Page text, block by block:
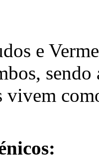
e
sendo
vivem